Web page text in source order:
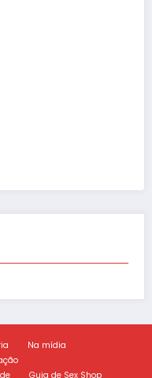
Na mídia
Guia de Sex Shop